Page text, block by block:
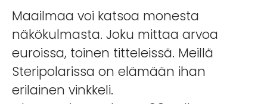
Maailmaa voi katsoa monesta
näkökulmasta. Joku mittaa arvoa
euroissa, toinen titteleissä. Meillä
Steripolarissa on elämään ihan
erilainen vinkkeli.